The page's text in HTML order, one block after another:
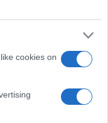
cookies on